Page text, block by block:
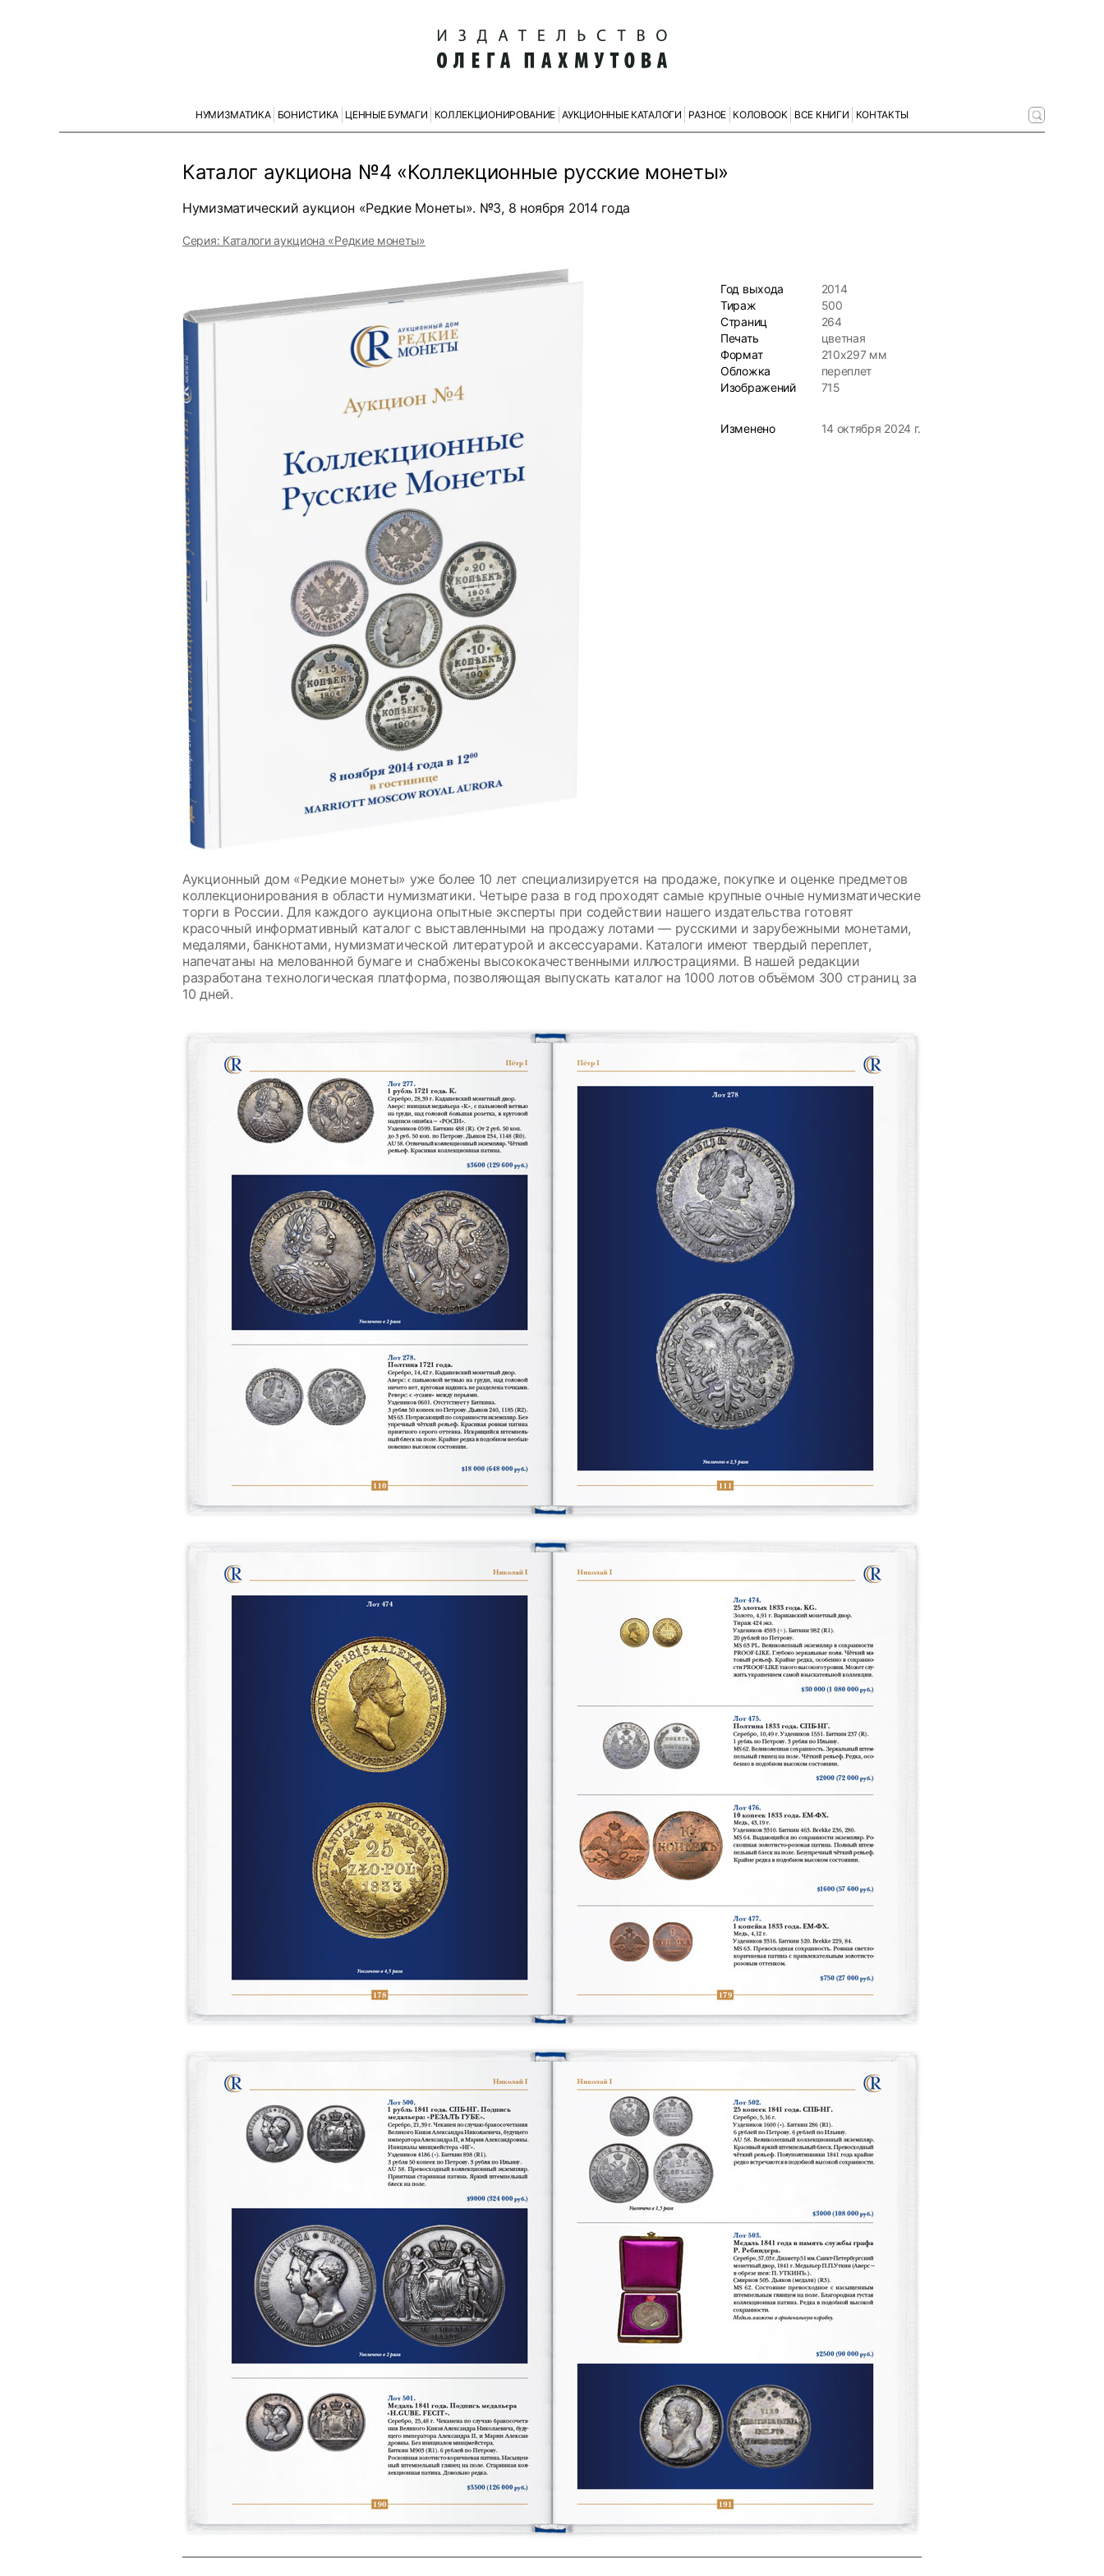
НУМИЗМАТИКА БОНИСТИКА ЦЕННЫЕ БУМАГИ КОЛЛЕКЦИОНИРОВАНИЕ АУКЦИОННЫЕ КАТАЛОГИ РАЗНОЕ КОЛОBOOK ВСЕ КНИГИ КОНТАКТЫ
Каталог аукциона №4 «Коллекционные русские монеты»
Нумизматический аукцион «Редкие Монеты». №3, 8 ноября 2014 года
Серия: Каталоги аукциона «Редкие монеты»
Год выхода
2014
Тираж
500
Страниц
264
Печать
цветная
Формат
210х297 мм
Обложка
переплет
Изображений
715
Изменено 14 октября 2024 г.
Аукционный дом «Редкие монеты» уже более 10 лет специализируется на продаже, покупке и оценке предметов
коллекционирования в области нумизматики. Четыре раза в год проходят самые крупные очные нумизматические
торги в России. Для каждого аукциона опытные эксперты при содействии нашего издательства готовят
красочный информативный каталог с выставленными на продажу лотами — русскими и зарубежными монетами,
медалями, банкнотами, нумизматической литературой и аксессуарами. Каталоги имеют твердый переплет,
напечатаны на мелованной бумаге и снабжены высококачественными иллюстрациями. В нашей редакции
разработана технологическая платформа, позволяющая выпускать каталог на 1000 лотов объёмом 300 страниц за
10 дней.